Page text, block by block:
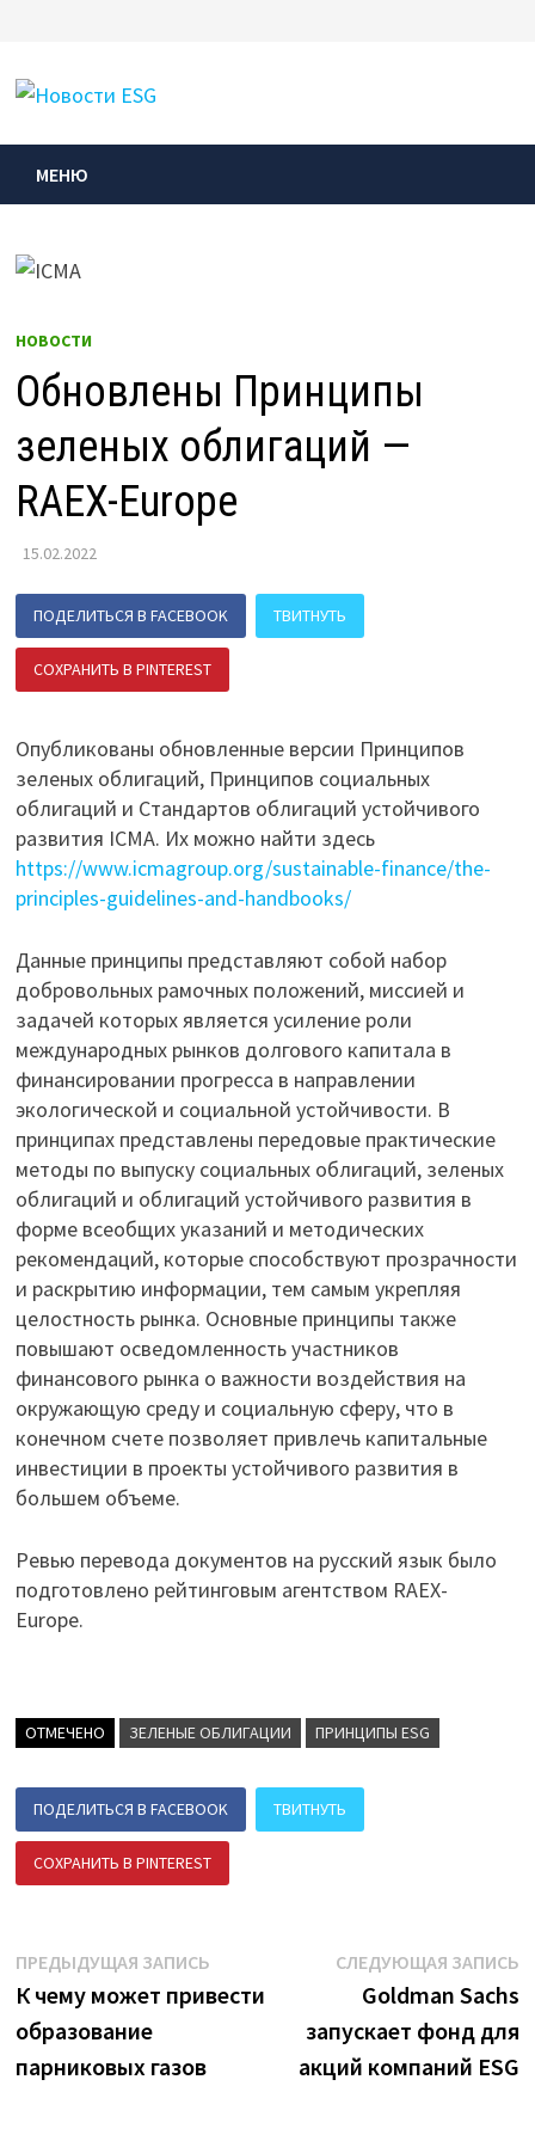
содержимому
МЕНЮ
НОВОСТИ
Обновлены Принципы
зеленых облигаций —
RAEX-Europe
15.02.2022
ПОДЕЛИТЬСЯ В FACEBOOK ТВИТНУТЬ
СОХРАНИТЬ В PINTEREST
Опубликованы обновленные версии Принципов
зеленых облигаций, Принципов социальных
облигаций и Стандартов облигаций устойчивого
развития ICMA. Их можно найти здесь
https://www.icmagroup.org/sustainable-finance/the-
principles-guidelines-and-handbooks/
Данные принципы представляют собой набор
добровольных рамочных положений, миссией и
задачей которых является усиление роли
международных рынков долгового капитала в
финансировании прогресса в направлении
экологической и социальной устойчивости. В
принципах представлены передовые практические
методы по выпуску социальных облигаций, зеленых
облигаций и облигаций устойчивого развития в
форме всеобщих указаний и методических
рекомендаций, которые способствуют прозрачности
и раскрытию информации, тем самым укрепляя
целостность рынка. Основные принципы также
повышают осведомленность участников
финансового рынка о важности воздействия на
окружающую среду и социальную сферу, что в
конечном счете позволяет привлечь капитальные
инвестиции в проекты устойчивого развития в
большем объеме.
Ревью перевода документов на русский язык было
подготовлено рейтинговым агентством RAEX-
Europe.
ОТМЕЧЕНО ЗЕЛЕНЫЕ ОБЛИГАЦИИ ПРИНЦИПЫ ESG
ПОДЕЛИТЬСЯ В FACEBOOK ТВИТНУТЬ
СОХРАНИТЬ В PINTEREST
Навигация
по
записям
ПРЕДЫДУЩАЯ ЗАПИСЬПредыдущая
запись:
К чему может привести
образование
парниковых газов
СЛЕДУЮЩАЯ ЗАПИСЬ
Goldman Sachs
запускает фонд для
акций компаний ESG